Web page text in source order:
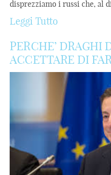
disprezziamo i russi che, al
Leggi Tutto
PERCHE’ DRAGHI
ACCETTARE DI